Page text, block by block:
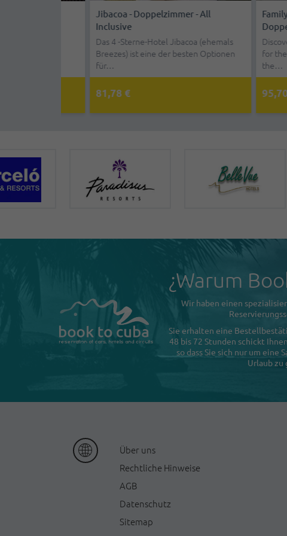
Jibacoa - Doppelzimmer - All
Inclusive
Das 4 -Sterne-Hotel Jibacoa (ehemals
Breezes) ist eine der besten Optionen
81,78 €
Family
Discover
for the
95,70 €
Exklusiver Transfer Ab HAV-
Flughafen Zu Den HAV-Hotels
Reisen Sie bequem vom Internationalen
Flughafen Havanna zu Ihrem Hotel.
Abh…
50,46 €
jeder
Sie…
¿Warum
Wir haben einen
Sie erhalten eine
48 bis 72 Stunden schickt
so dass Sie sich nur um eine
Urlaub zu
Über uns
Rechtliche Hinweise
AGB
Datenschutz
Sitemap